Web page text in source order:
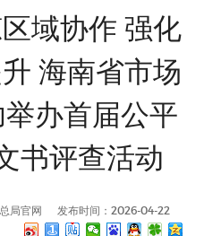
域协作 强化
海南省市场
办首届公平
书评查活动
局官网 发布时间：2026-04-22